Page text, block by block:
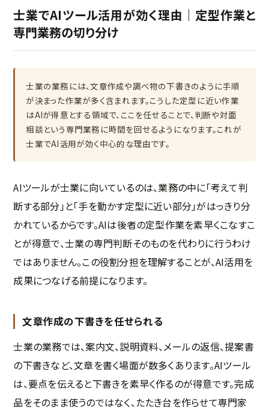
士業でAIツール活用が効く理由｜定型作業と
専門業務の切り分け
士業の業務には、文章作成や調べ物の下書きのように手順
が決まった作業が多く含まれます。こうした定型に近い作業
はAIが得意とする領域で、ここを任せることで、判断や対面
相談という専門業務に時間を回せるようになります。これが
士業でAI活用が効く中心的な理由です。
AIツールが士業に向いているのは、業務の中に「考えて判
断する部分」と「手を動かす定型に近い部分」がはっきり分
かれているからです。AIは後者の定型作業を素早くこなすこ
とが得意で、士業の専門判断そのものを代わりに行うわけ
ではありません。この役割分担を理解することが、AI活用を
成果につなげる前提になります。
文章作成の下書きを任せられる
士業の業務では、案内文、説明資料、メールの返信、提案書
の下書きなど、文章を書く場面が数多くあります。AIツール
は、要点を伝えると下書きを素早く作るのが得意です。完成
品をそのまま使うのではなく、たたき台を作らせて専門家